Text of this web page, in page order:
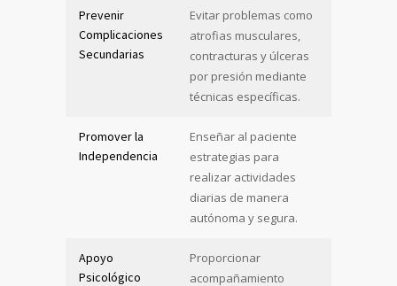
Prevenir
Complicaciones
Secundarias
Evitar problemas como
atrofias musculares,
contracturas y úlceras
por presión mediante
técnicas específicas.
Promover la
Independencia
Enseñar al paciente
estrategias para
realizar actividades
diarias de manera
autónoma y segura.
Apoyo
Psicológico
Proporcionar
acompañamiento